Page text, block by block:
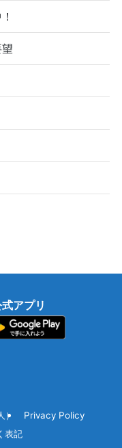
アプリ
）
Privacy Policy
表記